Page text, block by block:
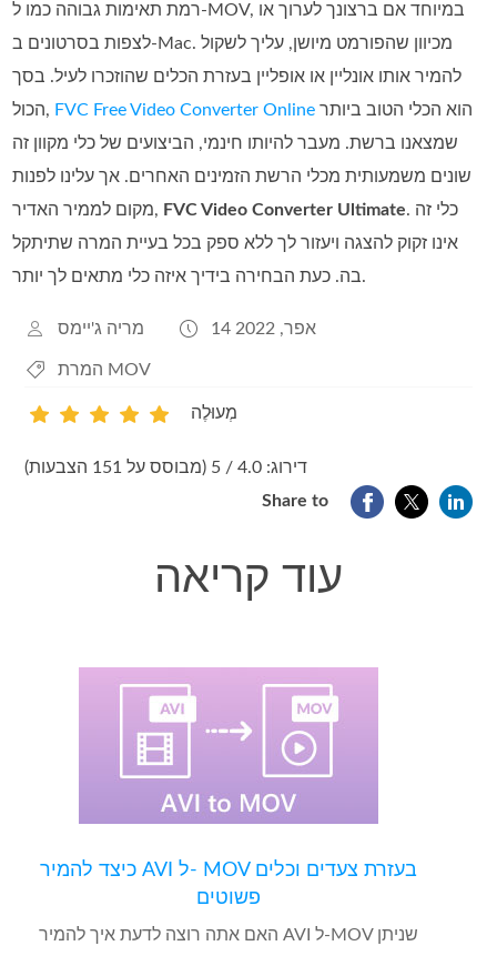
רמת תאימות גבוהה כמו ל‑MOV, במיוחד אם ברצונך לערוך או
לצפות בסרטונים ב‑Mac. מכיוון שהפורמט מיושן, עליך לשקול
להמיר אותו אונליין או אופליין בעזרת הכלים שהוזכרו לעיל. בסך
הכול, FVC Free Video Converter Online הוא הכלי הטוב ביותר
שמצאנו ברשת. מעבר להיותו חינמי, הביצועים של כלי מקוון זה
שונים משמעותית מכלי הרשת הזמינים האחרים. אך עלינו לפנות
מקום לממיר האדיר, FVC Video Converter Ultimate. כלי זה
אינו זקוק להצגה ויעזור לך ללא ספק בכל בעיית המרה שתיתקל
בה. כעת הבחירה בידיך איזה כלי מתאים לך יותר.
מריה ג'יימס 14 אפר, 2022
המרת MOV
1
מְעוּלֶה
דירוג: 4.0 / 5 (מבוסס על 151 הצבעות)
Share to
עוד קריאה
כיצד להמיר AVI ל- MOV בעזרת צעדים וכלים
פשוטים
האם אתה רוצה לדעת איך להמיר AVI ל-MOV שניתן